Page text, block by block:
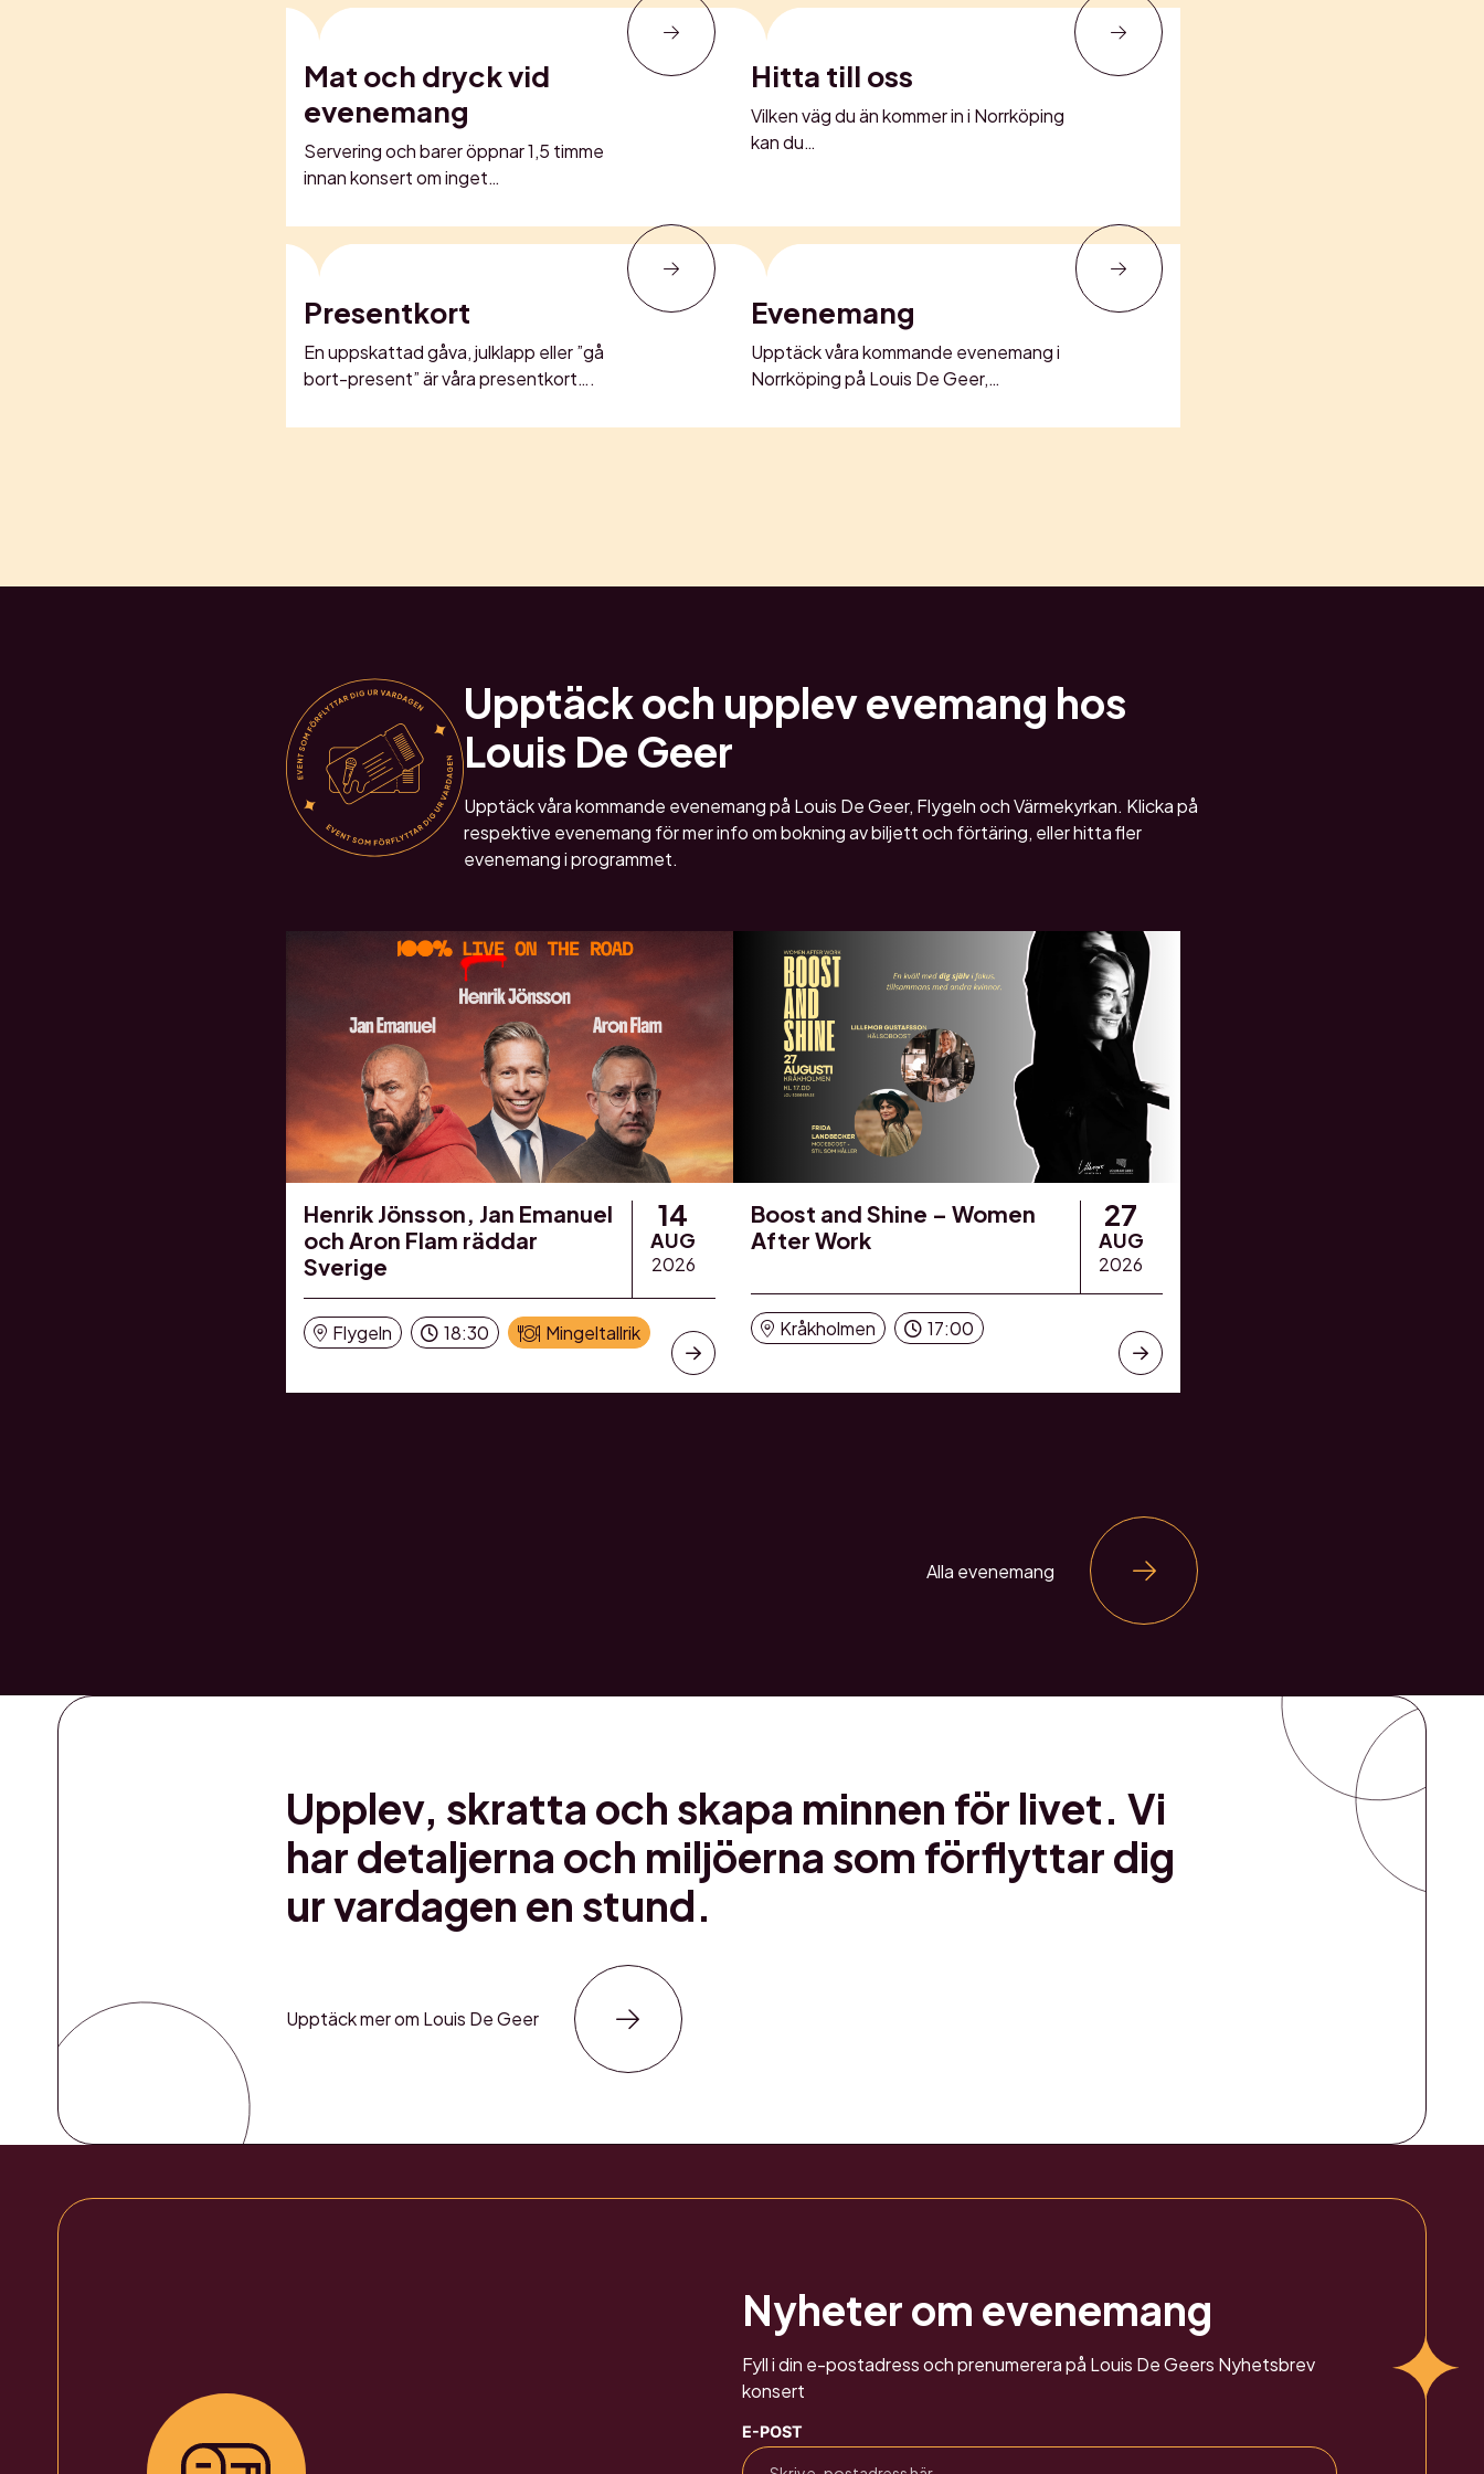
Mat och dryck vid
evenemang
Servering och barer öppnar 1,5 timme
innan konsert om inget…
Hitta till oss
Vilken väg du än kommer in i Norrköping
kan du…
Presentkort
En uppskattad gåva, julklapp eller ”gå
bort-present” är våra presentkort….
Evenemang
Upptäck våra kommande evenemang i
Norrköping på Louis De Geer,…
Upptäck och upplev evemang hos
Louis De Geer
Upptäck våra kommande evenemang på Louis De Geer, Flygeln och Värmekyrkan. Klicka på
respektive evenemang för mer info om bokning av biljett och förtäring, eller hitta fler
evenemang i programmet.
Henrik Jönsson, Jan Emanuel
och Aron Flam räddar
Sverige
14
AUG
2026
Flygeln 18:30 Mingeltallrik
Boost and Shine – Women
After Work
27
AUG
2026
Kråkholmen 17:00
Alla evenemang
Upplev, skratta och skapa minnen för livet. Vi
har detaljerna och miljöerna som förflyttar dig
ur vardagen en stund.
Upptäck mer om Louis De Geer
Nyheter om evenemang
Fyll i din e-postadress och prenumerera på Louis De Geers Nyhetsbrev
konsert
E-POST